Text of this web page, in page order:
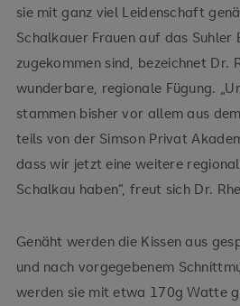
sie mit ganz viel Leidenschaft
Schalkauer Frauen auf das Suhler
zugekommen sind, bezeichnet Dr.
wunderbare, regionale Fügung.
stammen bisher vor allem aus
teils von der Simson Privat
dass wir jetzt eine weitere
Schalkau haben“, freut sich Dr.
Genäht werden die Kissen aus
und nach vorgegebenem
werden sie mit etwa 170g Watte